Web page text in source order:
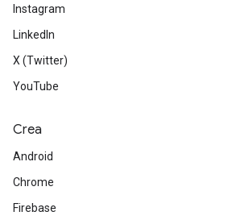
Instagram
LinkedIn
X (Twitter)
YouTube
Crea
Android
Chrome
Firebase